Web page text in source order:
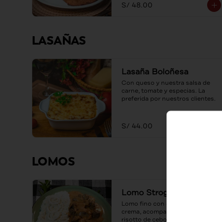
S/ 48.00
LASAÑAS
Lasaña Boloñesa
Con queso y nuestra salsa de
carne, tomate y especias. La
preferida por nuestros clientes.
S/ 44.00
LOMOS
Lomo Strogonoff
Lomo fino con champiñones y
crema, acompañado de un
risotto de cebolla caramelizada.